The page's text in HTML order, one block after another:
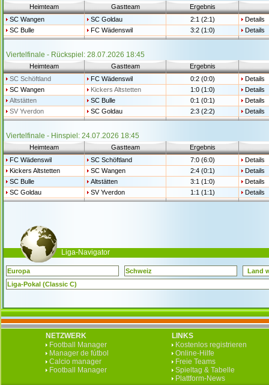
Heimteam Gastteam
Ergebnis
SC Wangen
SC Goldau 2:1 (2:1)
Details
SC Bulle
FC Wädenswil 3:2 (1:0) Details
Viertelfinale - Rückspiel: 28.07.2026 18:45
Heimteam Gastteam
Ergebnis
SC Schöftland
FC Wädenswil 0:2 (0:0)
Details
SC Wangen
Kickers Altstetten 1:0 (1:0)
Details
Altstätten
SC Bulle 0:1 (0:1)
Details
SV Yverdon
SC Goldau 2:3 (2:2) Details
Viertelfinale - Hinspiel: 24.07.2026 18:45
Heimteam Gastteam
Ergebnis
FC Wädenswil
SC Schöftland 7:0 (6:0)
Details
Kickers Altstetten
SC Wangen 2:4 (0:1)
Details
SC Bulle
Altstätten 3:1 (1:0)
Details
SC Goldau
SV Yverdon 1:1 (1:1) Details
Liga-Navigator
Europa Schweiz
Land
Liga-Pokal (Classic C)
NETZWERK
Football Manager
Manager de fútbol
Calcio manager
Football Manager
LINKS
Kostenlos registrieren
Online-Hilfe
Freie Teams
Spieltag & Tabelle
Plattform-News